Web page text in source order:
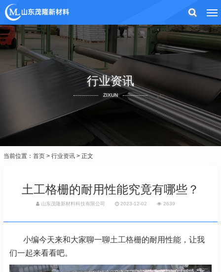
行业资讯
ZIXUN
当前位置： 首页 > 行业资讯 > 正文
土工格栅的耐用性能究竟有哪些？
山东茂隆新材料科技有限公司 2023-12-02 2639
小编今天来和大家聊一聊土工格栅的耐用性能，让我
们一起来看看吧。